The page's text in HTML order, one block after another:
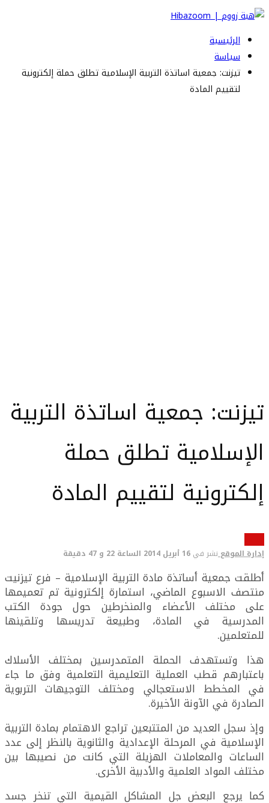
الرئيسية
سياسة
تيزنت: جمعية اساتذة التربية الإسلامية تطلق حملة إلكترونية
لتقييم المادة
تيزنت: جمعية اساتذة التربية
الإسلامية تطلق حملة
إلكترونية لتقييم المادة
إدارة الموقع نشر في 16 أبريل 2014 الساعة 22 و 47 دقيقة
أطلقت جمعية أساتذة مادة التربية الإسلامية – فرع تيزنيت
منتصف الاسبوع الماضي، استمارة إلكترونية تم تعميمها
على مختلف الأعضاء والمنخرطين حول جودة الكتب
المدرسية في المادة، وطبيعة تدريسها وتلقينها
للمتعلمين.
هذا وتستهدف الحملة المتمدرسين بمختلف الأسلاك
باعتبارهم قطب العملية التعليمية التعلمية وفق ما جاء
في المخطط الاستعجالي ومختلف التوجيهات التربوية
الصادرة في الآونة الأخيرة.
وإذ سجل العديد من المتتبعين تراجع الاهتمام بمادة التربية
الإسلامية في المرحلة الإعدادية والثانوية بالنظر إلى عدد
الساعات والمعاملات الهزيلة التي كانت من نصيبها بين
مختلف المواد العلمية والأدبية الأخرى.
كما يرجع البعض جل المشاكل القيمية التي تنخر جسد